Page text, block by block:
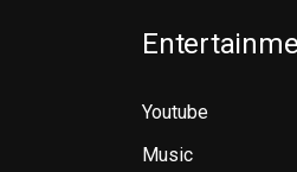
Youtube
Music